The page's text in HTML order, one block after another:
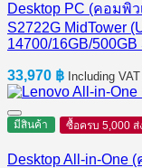
Desktop PC (คอมพิ
S2722G MidTower
14700/16GB/
33,970 ฿ Including
มีสินค้า ซื้อครบ 5,000 ส่
Desktop All-in-One